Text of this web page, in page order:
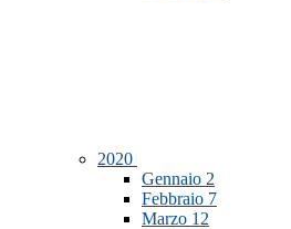
2020
Gennaio 2
Febbraio 7
Marzo 12